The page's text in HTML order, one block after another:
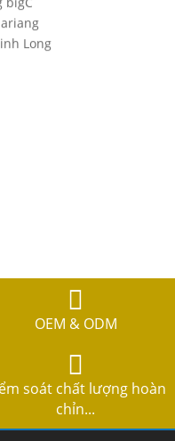
OEM & ODM
soát chất lượng hoàn
chỉn...